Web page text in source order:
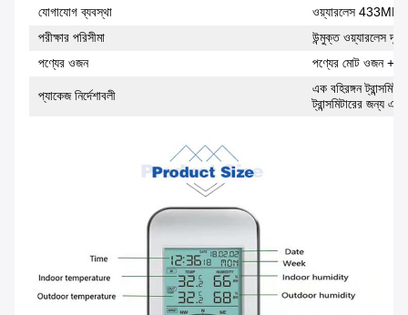
যোগাযোগ ব্যবস্থা
ওয়্যারলেস 433MHz
পরীক্ষার পরিসীমা
উন্মুক্ত ওয়্যারলেস
পণ্যের ওজন
পণ্যের মোট ওজন +
প্যাকেজ নির্দেশাবলী
এক বহিরঙ্গন
ট্রান্সমিটারের জন্য এক